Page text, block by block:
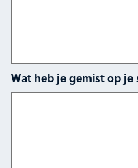
Wat heb je gemist op je